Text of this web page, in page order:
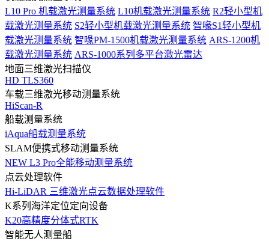
L10 Pro 机载激光测量系统 L10机载激光测量系统 R2轻小型机
载激光测量系统 S2轻小型机载激光测量系统 智喙S1轻小型机
载激光测量系统 智喙PM-1500机载激光测量系统 ARS-1200机
载激光测量系统 ARS-1000系列多平台激光雷达
地面三维激光扫描仪
HD TLS360
车载三维激光移动测量系统
HiScan-R
船载测量系统
iAqua船载测量系统
SLAM便携式移动测量系统
NEW L3 Pro全能移动测量系统
点云处理软件
Hi-LiDAR 三维激光点云数据处理软件
K系列海洋定位定向设备
K20高精度分体式RTK
智能无人测量船